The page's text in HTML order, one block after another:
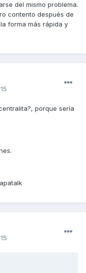
del mismo problema.
contento después de
forma más rápida y
porque sería